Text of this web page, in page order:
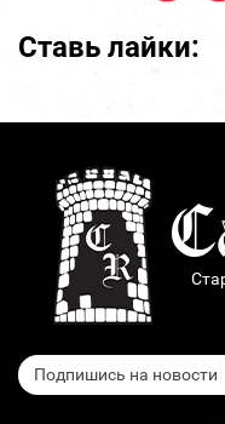
Ставь лайки: